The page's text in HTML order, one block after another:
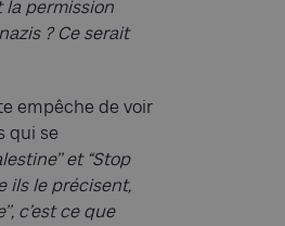
la permission
? Ce serait
empêche de voir
qui se
et “Stop
ils le précisent,
c’est ce que